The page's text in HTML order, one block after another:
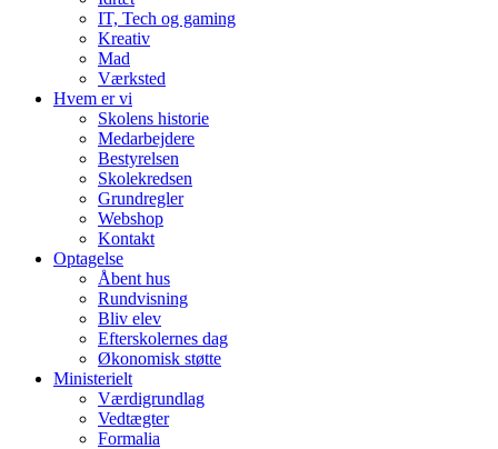
IT, Tech og gaming
Kreativ
Mad
Værksted
Hvem er vi
Skolens historie
Medarbejdere
Bestyrelsen
Skolekredsen
Grundregler
Webshop
Kontakt
Optagelse
Åbent hus
Rundvisning
Bliv elev
Efterskolernes dag
Økonomisk støtte
Ministerielt
Værdigrundlag
Vedtægter
Formalia